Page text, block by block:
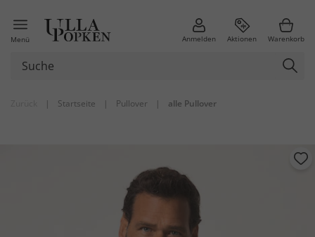
Menü Anmelden Aktionen Warenkorb
| Startseite | Pullover | alle Pullover